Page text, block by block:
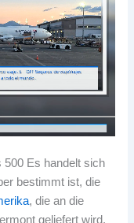
500 Es handelt sich
bestimmt ist, die
, die an die
geliefert wird.